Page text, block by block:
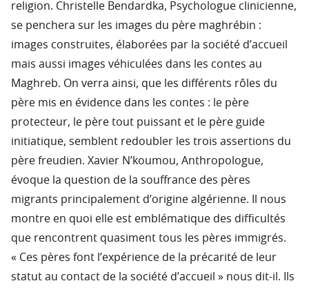
religion. Christelle Bendardka, Psychologue clinicienne,
se penchera sur les images du père maghrébin :
images construites, élaborées par la société d’accueil
mais aussi images véhiculées dans les contes au
Maghreb. On verra ainsi, que les différents rôles du
père mis en évidence dans les contes : le père
protecteur, le père tout puissant et le père guide
initiatique, semblent redoubler les trois assertions du
père freudien. Xavier N’koumou, Anthropologue,
évoque la question de la souffrance des pères
migrants principalement d’origine algérienne. Il nous
montre en quoi elle est emblématique des difficultés
que rencontrent quasiment tous les pères immigrés.
« Ces pères font l’expérience de la précarité de leur
statut au contact de la société d’accueil » nous dit-il. Ils